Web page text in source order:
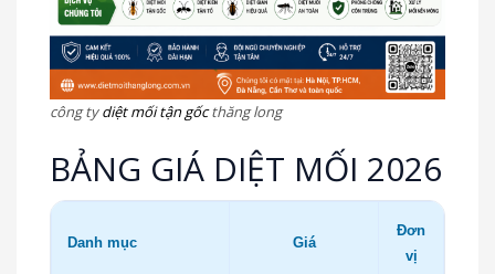
công tydiệt mối tận gốcthăng long
BẢNG GIÁ DIỆT MỐI 2026
Danh mục Giá
Đơn
vị